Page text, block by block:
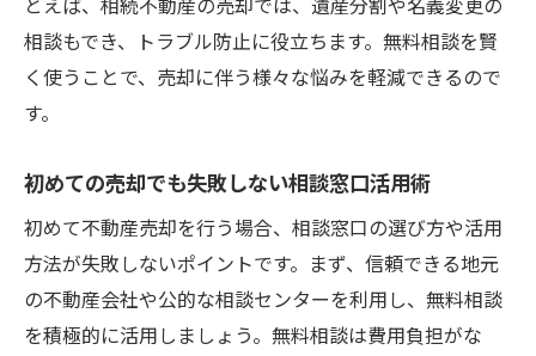
とえば、相続不動産の売却では、遺産分割や名義変更の
相談もでき、トラブル防止に役立ちます。無料相談を賢
く使うことで、売却に伴う様々な悩みを軽減できるので
す。
初めての売却でも失敗しない相談窓口活用術
初めて不動産売却を行う場合、相談窓口の選び方や活用
方法が失敗しないポイントです。まず、信頼できる地元
の不動産会社や公的な相談センターを利用し、無料相談
を積極的に活用しましょう。無料相談は費用負担がな